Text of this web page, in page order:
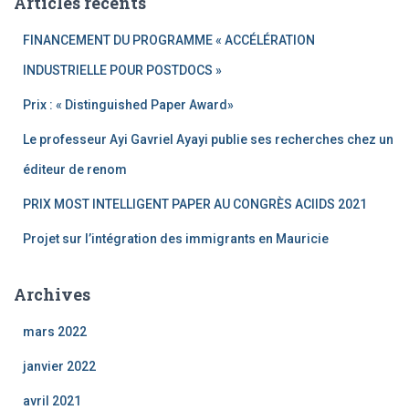
FINANCEMENT DU PROGRAMME « ACCÉLÉRATION
INDUSTRIELLE POUR POSTDOCS »
Prix : « Distinguished Paper Award»
Le professeur Ayi Gavriel Ayayi publie ses recherches chez un
éditeur de renom
PRIX MOST INTELLIGENT PAPER AU CONGRÈS ACIIDS 2021
Projet sur l’intégration des immigrants en Mauricie
Archives
mars 2022
janvier 2022
avril 2021